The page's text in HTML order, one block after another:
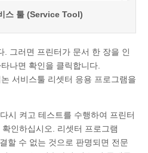
스 툴 (Service Tool)
. 그러면 프린터가 문서 한 장을 인
나면 확인을 클릭합니다.
서비스툴 리셋터 응용 프로그램을
시 켜고 테스트를 수행하여 프린터
인하십시오. 리셋터 프로그램
할 수 없는 것으로 판명되면 전문